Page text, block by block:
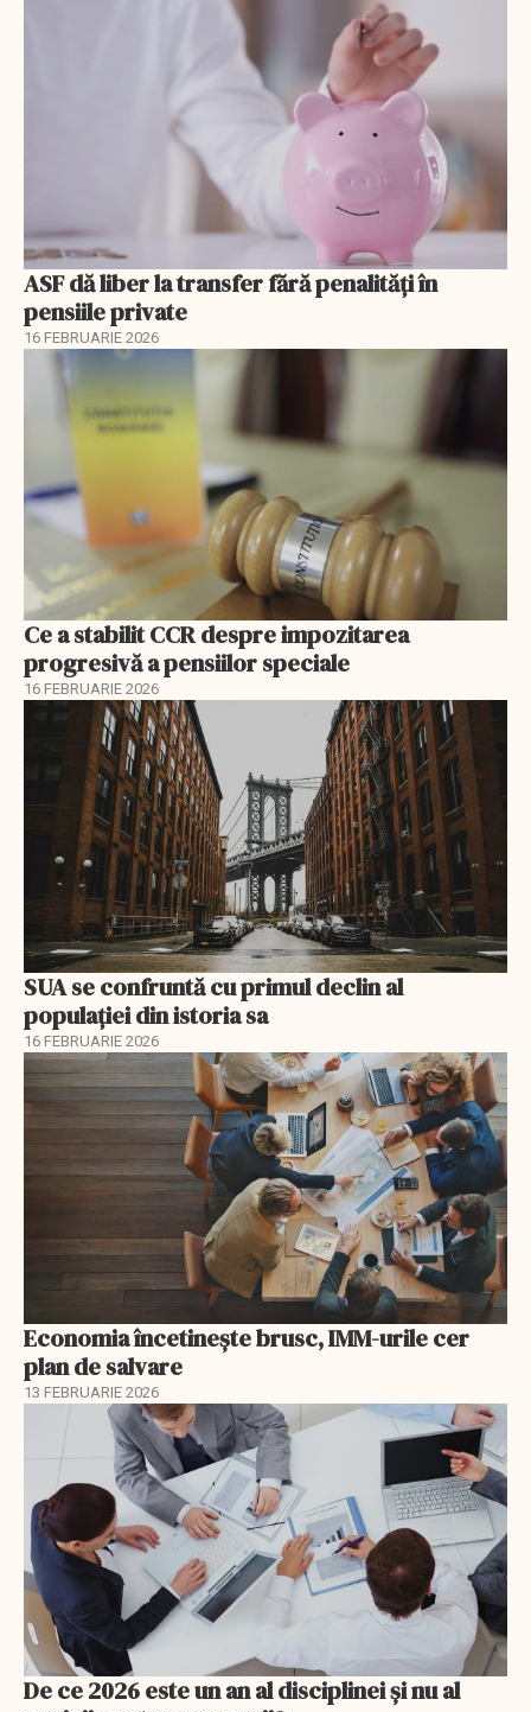
ASF dă liber la transfer fără penalități în
pensiile private
16 FEBRUARIE 2026
Ce a stabilit CCR despre impozitarea
progresivă a pensiilor speciale
16 FEBRUARIE 2026
SUA se confruntă cu primul declin al
populației din istoria sa
16 FEBRUARIE 2026
Economia încetinește brusc, IMM-urile cer
plan de salvare
13 FEBRUARIE 2026
De ce 2026 este un an al disciplinei și nu al